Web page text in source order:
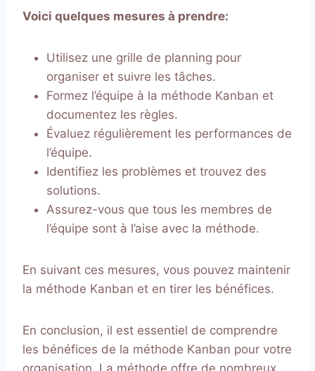
Voici quelques mesures à prendre:
Utilisez une grille de planning pour
organiser et suivre les tâches.
Formez l’équipe à la méthode Kanban et
documentez les règles.
Évaluez régulièrement les performances de
l’équipe.
Identifiez les problèmes et trouvez des
solutions.
Assurez-vous que tous les membres de
l’équipe sont à l’aise avec la méthode.
En suivant ces mesures, vous pouvez maintenir
la méthode Kanban et en tirer les bénéfices.
En conclusion, il est essentiel de comprendre
les bénéfices de la méthode Kanban pour votre
organisation. La méthode offre de nombreux